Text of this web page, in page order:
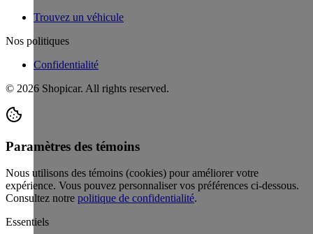
Trouvez un véhicule
Nos politiques
Confidentialité
© 2026 Shopicar. All rights reserved.
Paramètres des témoins
Nous utilisons des témoins (cookies) pour améliorer votre
expérience. Vous pouvez personnaliser vos préférences ci-dessous.
Consultez notre politique de confidentialité.
Essentiels